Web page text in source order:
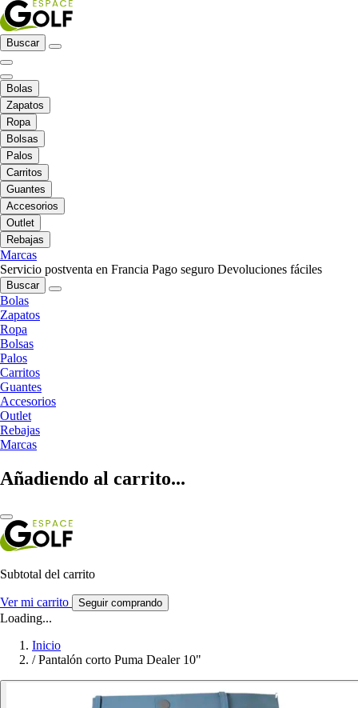
Buscar
Bolas
Zapatos
Ropa
Bolsas
Palos
Carritos
Guantes
Accesorios
Outlet
Rebajas
Marcas
Servicio postventa en Francia Pago seguro Devoluciones fáciles
Buscar
Bolas
Zapatos
Ropa
Bolsas
Palos
Carritos
Guantes
Accesorios
Outlet
Rebajas
Marcas
Añadiendo al carrito...
Subtotal del carrito
Ver mi carrito Seguir comprando
Loading...
Inicio
/ Pantalón corto Puma Dealer 10"